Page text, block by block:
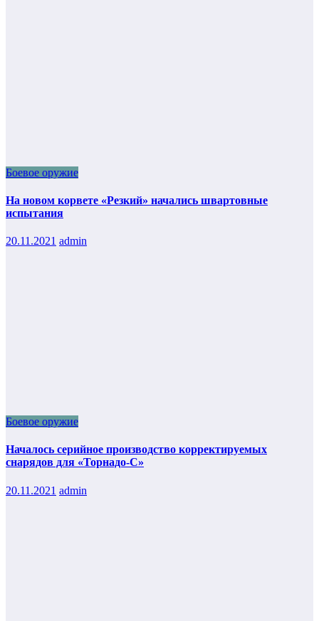
Боевое оружие
На новом корвете «Резкий» начались швартовные
испытания
20.11.2021 admin
Боевое оружие
Началось серийное производство корректируемых
снарядов для «Торнадо-С»
20.11.2021 admin